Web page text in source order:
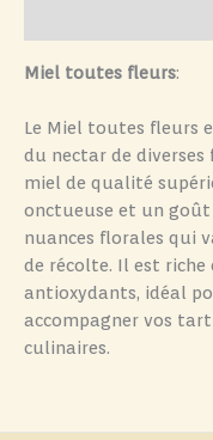
Miel toutes fleurs:
Le Miel toutes fleurs
du nectar de diverses
miel de qualité
onctueuse et un goût
nuances florales qui
de récolte. Il est
antioxydants, idéal
accompagner vos
culinaires.